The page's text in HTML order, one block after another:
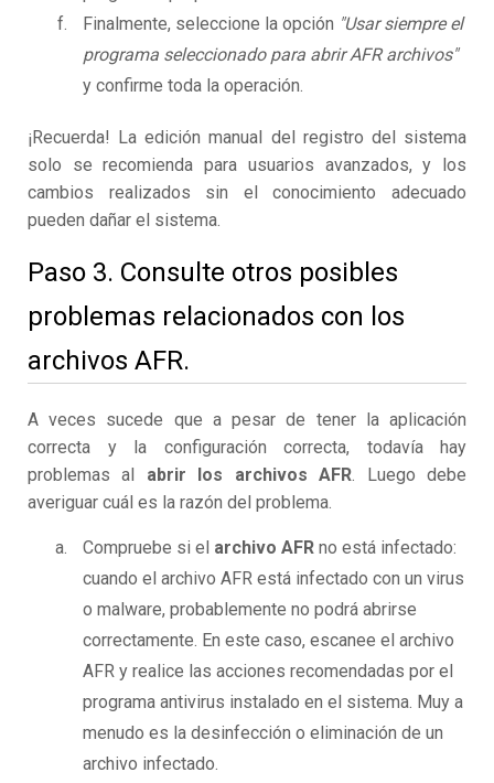
Finalmente, seleccione la opción "Usar siempre el
programa seleccionado para abrir AFR archivos"
y confirme toda la operación.
¡Recuerda! La edición manual del registro del sistema
solo se recomienda para usuarios avanzados, y los
cambios realizados sin el conocimiento adecuado
pueden dañar el sistema.
Paso 3. Consulte otros posibles
problemas relacionados con los
archivos AFR.
A veces sucede que a pesar de tener la aplicación
correcta y la configuración correcta, todavía hay
problemas al abrir los archivos AFR. Luego debe
averiguar cuál es la razón del problema.
Compruebe si el archivo AFR no está infectado:
cuando el archivo AFR está infectado con un virus
o malware, probablemente no podrá abrirse
correctamente. En este caso, escanee el archivo
AFR y realice las acciones recomendadas por el
programa antivirus instalado en el sistema. Muy a
menudo es la desinfección o eliminación de un
archivo infectado.